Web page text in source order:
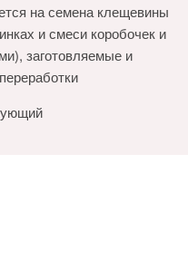
на семена клещевины
и смеси коробочек и
заготовляемые и